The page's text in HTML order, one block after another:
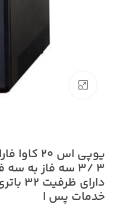
بزرگنمایی تصویر
یوپی اس
3 /3 سه فاز به
خدمات پس ا